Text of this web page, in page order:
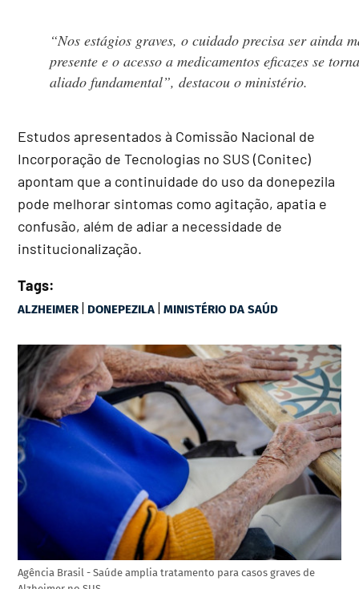
“Nos estágios graves, o cuidado precisa ser ainda
presente e o acesso a medicamentos eficazes se
aliado fundamental”, destacou o ministério.
Estudos apresentados à Comissão Nacional de
Incorporação de Tecnologias no SUS (Conitec)
apontam que a continuidade do uso da donepezila
pode melhorar sintomas como agitação, apatia e
confusão, além de adiar a necessidade de
institucionalização.
Tags:
ALZHEIMER | DONEPEZILA |MINISTÉRIO DA SAÚD
Agência Brasil - Saúde amplia tratamento para casos graves de